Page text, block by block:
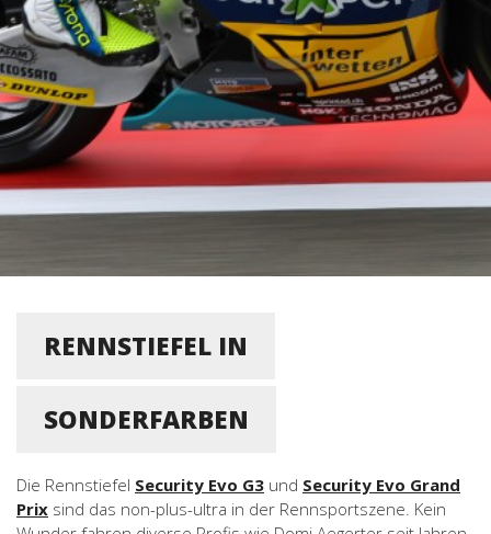
RENNSTIEFEL IN
SONDERFARBEN
Die Rennstiefel Security Evo G3 und Security Evo Grand
Prix sind das non-plus-ultra in der Rennsportszene. Kein